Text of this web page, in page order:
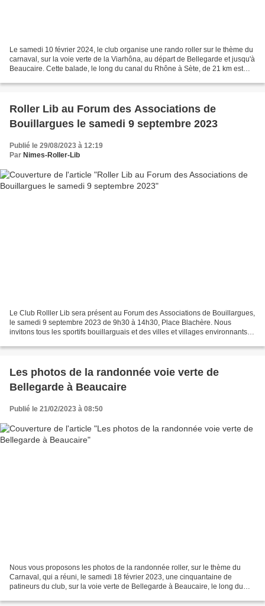
Le samedi 10 février 2024, le club organise une rando roller sur le thème du
carnaval, sur la voie verte de la Viarhôna, au départ de Bellegarde et jusqu'à
Beaucaire. Cette balade, le long du canal du Rhône à Sète, de 21 km est
Roller Lib au Forum des Associations de
Bouillargues le samedi 9 septembre 2023
Publié le 29/08/2023 à 12:19
Par Nimes-Roller-Lib
Le Club Rolller Lib sera présent au Forum des Associations de Bouillargues,
le samedi 9 septembre 2023 de 9h30 à 14h30, Place Blachère. Nous
invitons tous les sportifs bouillarguais et des villes et villages environnants,
Les photos de la randonnée voie verte de
Bellegarde à Beaucaire
Publié le 21/02/2023 à 08:50
Nous vous proposons les photos de la randonnée roller, sur le thème du
Carnaval, qui a réuni, le samedi 18 février 2023, une cinquantaine de
patineurs du club, sur la voie verte de Bellegarde à Beaucaire, le long du